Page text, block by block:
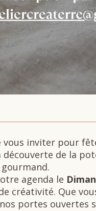
vous inviter pour
de la
agenda le
créativité. Que
portes ouvertes